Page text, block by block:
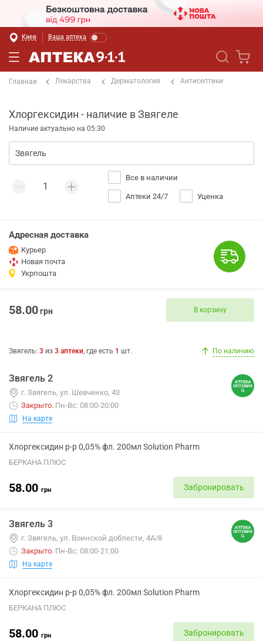
Киев Ваша аптека
Главная Лекарства Дерматология Антисептики
Хлоргексидин - наличие в Звягеле
Наличие актуально на 05:30
Все в наличии
Аптеки 24/7 Уценка
Адресная доставка
Курьер
Новая почта
Укрпошта
58.00грн В корзину
Звягель: 3 из 3 аптеки, где есть 1 шт. По наличию
Звягель 2
г. Звягель, ул. Шевченко, 43
Закрыто. Пн-Вс: 08:00-20:00
На карте
Хлоргексидин р-р 0,05% фл. 200мл Solution Pharm
БЕРКАНА ПЛЮС
58.00 грн Забронировать
Звягель 3
г. Звягель, ул. Воинской доблести, 4А/8
Закрыто. Пн-Вс: 08:00-21:00
На карте
Хлоргексидин р-р 0,05% фл. 200мл Solution Pharm
БЕРКАНА ПЛЮС
58.00 грн Забронировать